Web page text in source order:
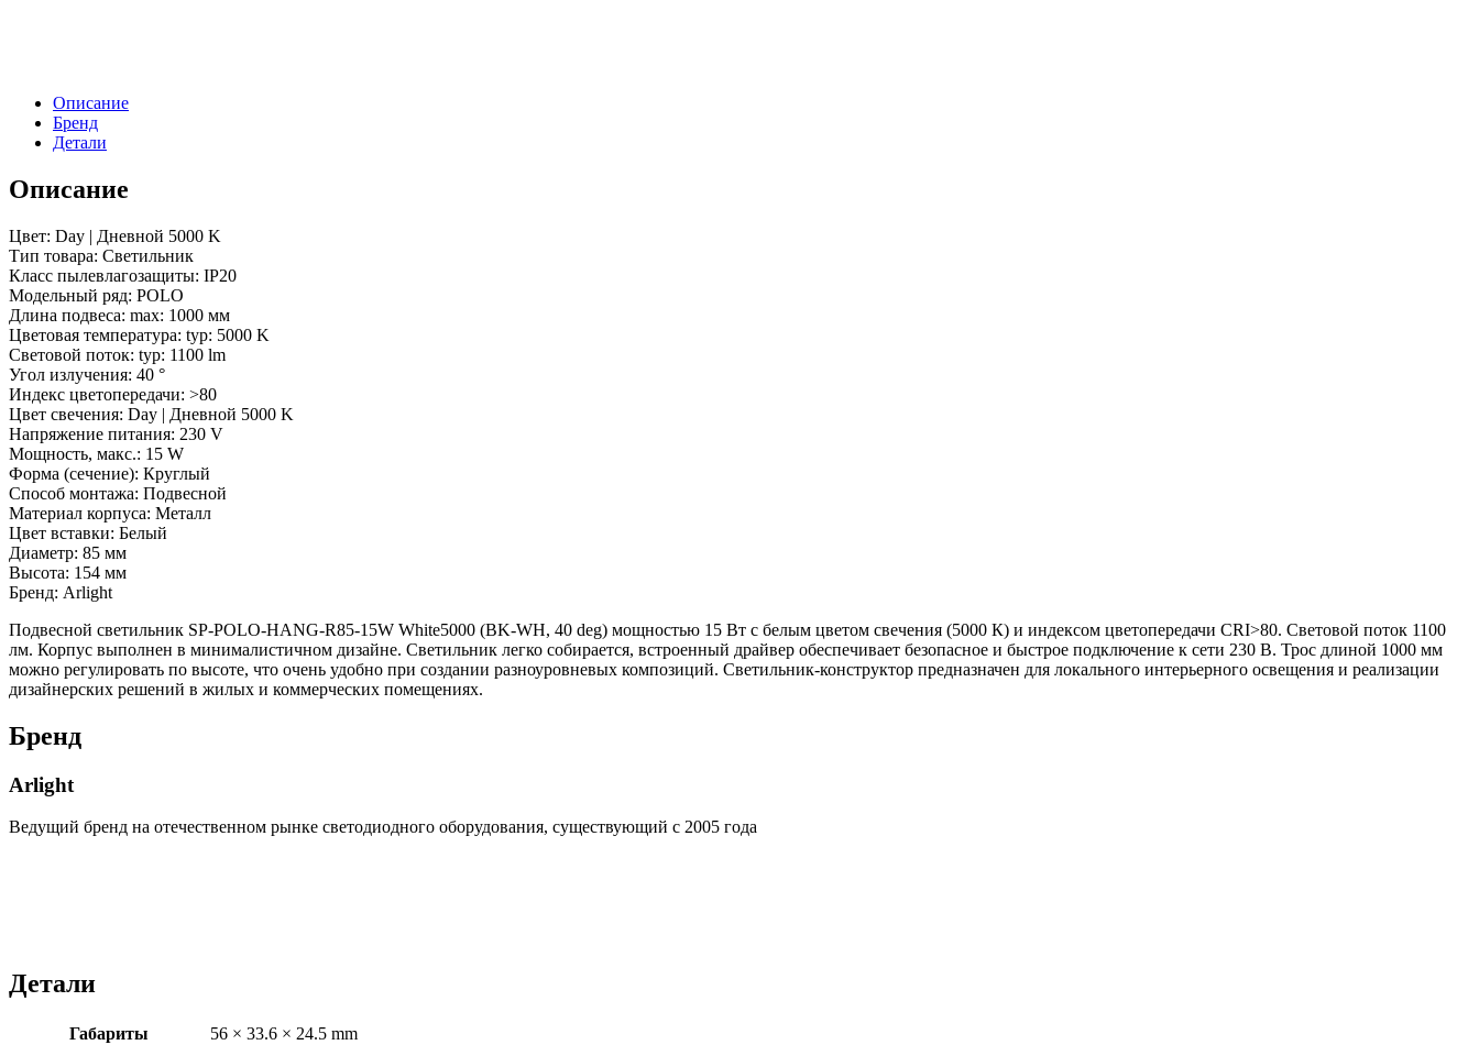
deg)
(Arlight,
Металл,
Описание
Бренд
Детали
Описание
Цвет: Day | Дневной 5000 K
Тип товара: Светильник
Класс пылевлагозащиты: IP20
Модельный ряд: POLO
Длина подвеса: max: 1000 мм
Цветовая температура: typ: 5000 K
Световой поток: typ: 1100 lm
Угол излучения: 40 °
Индекс цветопередачи: >80
Цвет свечения: Day | Дневной 5000 K
Напряжение питания: 230 V
Мощность, макс.: 15 W
Форма (сечение): Круглый
Способ монтажа: Подвесной
Материал корпуса: Металл
Цвет вставки: Белый
Диаметр: 85 мм
Высота: 154 мм
Бренд: Arlight
Подвесной светильник SP-POLO-HANG-R85-15W White5000 (BK-WH, 40 deg) мощностью 15 Вт с белым цветом свечения (5000 К) и индексом цветопередачи CRI>80. Световой поток 1100
лм. Корпус выполнен в минималистичном дизайне. Светильник легко собирается, встроенный драйвер обеспечивает безопасное и быстрое подключение к сети 230 В. Трос длиной 1000 мм
можно регулировать по высоте, что очень удобно при создании разноуровневых композиций. Светильник-конструктор предназначен для локального интерьерного освещения и реализации
дизайнерских решений в жилых и коммерческих помещениях.
Бренд
Arlight
Ведущий бренд на отечественном рынке светодиодного оборудования, существующий с 2005 года
Детали
Габариты 56 × 33.6 × 24.5 mm